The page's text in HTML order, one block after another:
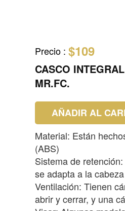
Precio : $109
CASCO
MR.FC.
AÑADIR AL
Material: Están
(ABS)
Sistema de
se adapta a la cabeza
Ventilación: Tienen
abrir y cerrar, y una